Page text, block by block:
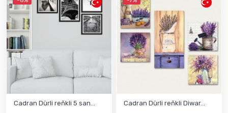
Cadran Dürli reňkli 5 san... Cadran Dürli reňkli Diwar...